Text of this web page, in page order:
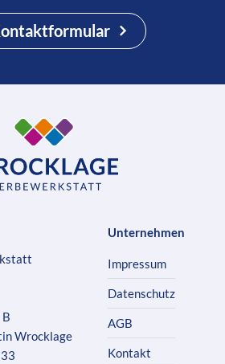
Wrocklage
Unternehmen
Impressum
Datenschutz
AGB
Kontakt